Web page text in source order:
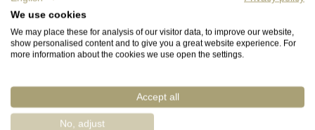
Sofort verfügbar, Lieferzeit (DE): 2-5 Tage
We use cookies
We may place these for analysis of our visitor data, to improve our website,
show personalised content and to give you a great website experience. For
more information about the cookies we use open the settings.
Accept all
No, adjust